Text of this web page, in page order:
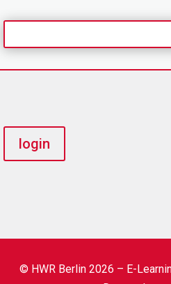
login
© HWR Berlin 2026 – E-